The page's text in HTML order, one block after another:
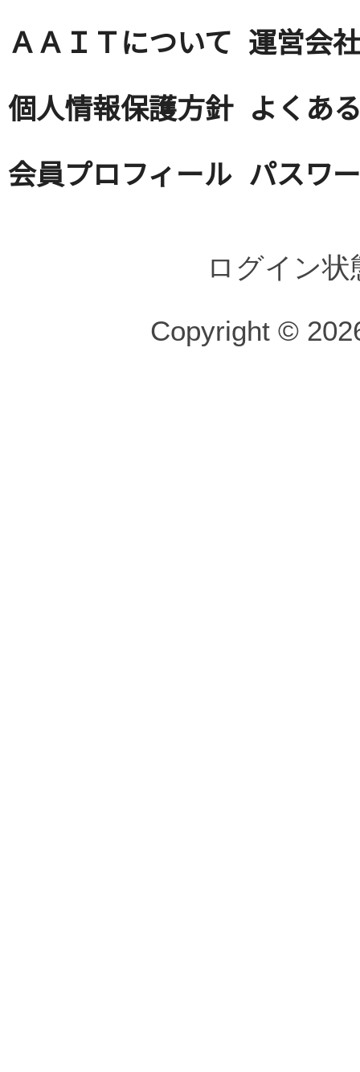
ＡＡＩＴについて 運営会社
個人情報保護方針 よくあ
会員プロフィール パスワ
ログイン
Copyright ©